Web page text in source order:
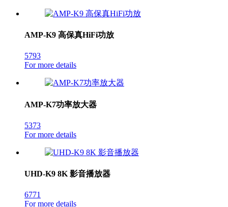
AMP-K9 高保真HiFi功放
5793
For more details
AMP-K7功率放大器
5373
For more details
UHD-K9 8K 影音播放器
6771
For more details